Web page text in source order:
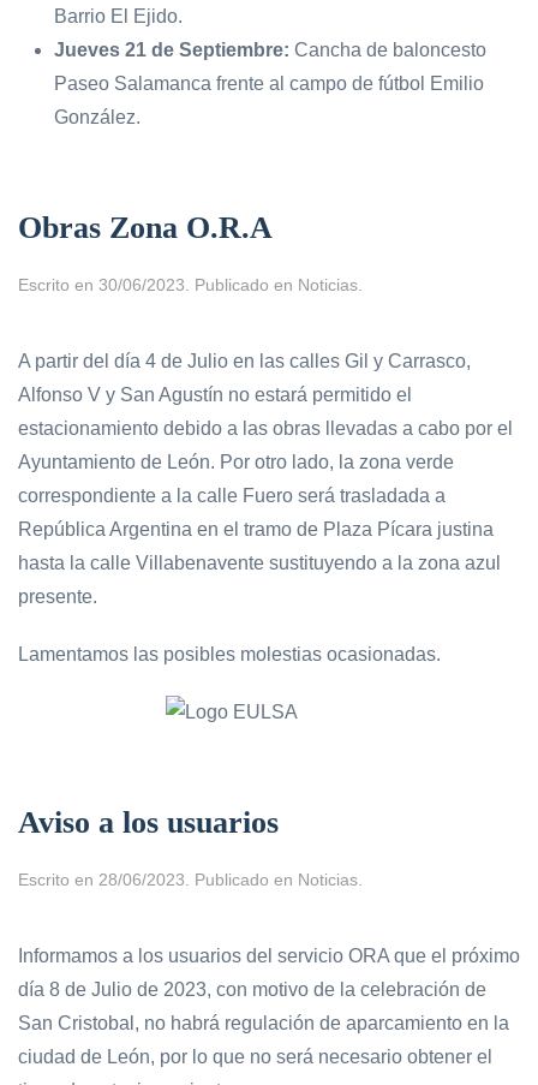
Barrio El Ejido.
Jueves 21 de Septiembre: Cancha de baloncesto
Paseo Salamanca frente al campo de fútbol Emilio
González.
Obras Zona O.R.A
Escrito en 30/06/2023 . Publicado en Noticias
A partir del día 4 de Julio en las calles Gil y Carrasco,
Alfonso V y San Agustín no estará permitido el
estacionamiento debido a las obras llevadas a cabo por el
Ayuntamiento de León. Por otro lado, la zona verde
correspondiente a la calle Fuero será trasladada a
República Argentina en el tramo de Plaza Pícara justina
hasta la calle Villabenavente sustituyendo a la zona azul
presente.
Lamentamos las posibles molestias ocasionadas.
Aviso a los usuarios
Escrito en 28/06/2023 . Publicado en Noticias
Informamos a los usuarios del servicio ORA que el próximo
día 8 de Julio de 2023, con motivo de la celebración de
San Cristobal, no habrá regulación de aparcamiento en la
ciudad de León, por lo que no será necesario obtener el